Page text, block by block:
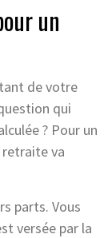
un
de votre
qui
? Pour un
retraite va
parts. Vous
versée par la